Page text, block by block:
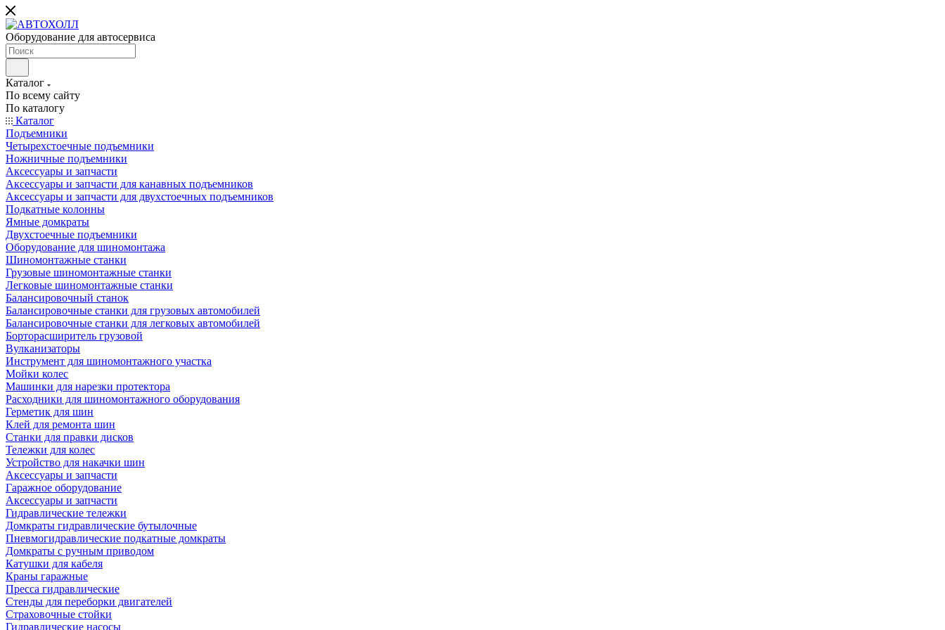
Оборудование для автосервиса
Каталог
По всему сайту
По каталогу
Каталог
Подъемники
Четырехстоечные подъемники
Ножничные подъемники
Аксессуары и запчасти
Аксессуары и запчасти для канавных подъемников
Аксессуары и запчасти для двухстоечных подъемников
Подкатные колонны
Ямные домкраты
Двухстоечные подъемники
Оборудование для шиномонтажа
Шиномонтажные станки
Грузовые шиномонтажные станки
Легковые шиномонтажные станки
Балансировочный станок
Балансировочные станки для грузовых автомобилей
Балансировочные станки для легковых автомобилей
Борторасширитель грузовой
Вулканизаторы
Инструмент для шиномонтажного участка
Мойки колес
Машинки для нарезки протектора
Расходники для шиномонтажного оборудования
Герметик для шин
Клей для ремонта шин
Станки для правки дисков
Тележки для колес
Устройство для накачки шин
Аксессуары и запчасти
Гаражное оборудование
Аксессуары и запчасти
Гидравлические тележки
Домкраты гидравлические бутылочные
Пневмогидравлические подкатные домкраты
Домкраты с ручным приводом
Катушки для кабеля
Краны гаражные
Пресса гидравлические
Стенды для переборки двигателей
Страховочные стойки
Гидравлические насосы